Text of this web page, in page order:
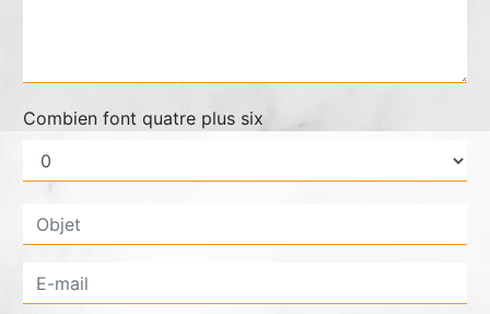
Combien font quatre plus six